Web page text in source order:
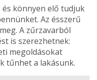
és könnyen elő tudjuk
Az ésszerű
A zűrzavarból
is szerezhetnek:
megoldásokat
tűnhet a lakásunk.